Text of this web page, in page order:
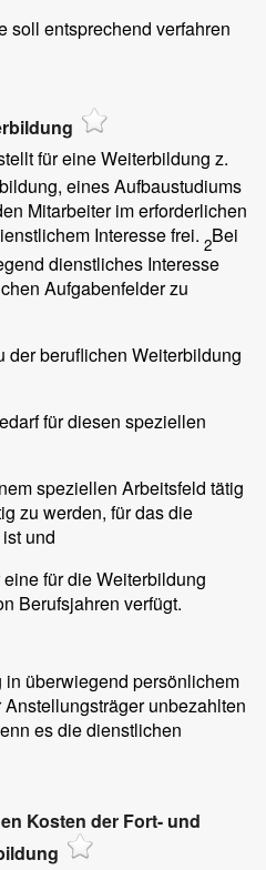
soll entsprechend verfahren
für eine Weiterbildung z.
eines Aufbaustudiums
Mitarbeiter im erforderlichen
Interesse frei. 2Bei
dienstliches Interesse
Aufgabenfelder zu
der beruflichen Weiterbildung
für diesen speziellen
speziellen Arbeitsfeld tätig
zu werden, für das die
und
für die Weiterbildung
Berufsjahren verfügt.
überwiegend persönlichem
unbezahlten
es die dienstlichen
Kosten der Fort- und